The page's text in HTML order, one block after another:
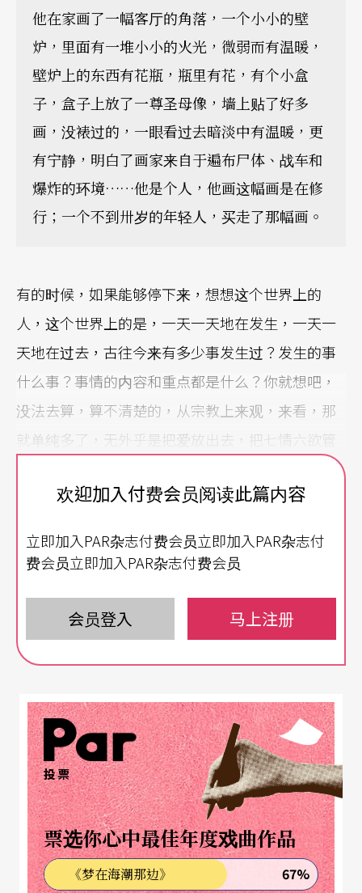
他在家画了一幅客厅的角落，一个小小的壁
炉，里面有一堆小小的火光，微弱而有温暖，
壁炉上的东西有花瓶，瓶里有花，有个小盒
子，盒子上放了一尊圣母像，墙上贴了好多
画，没裱过的，一眼看过去暗淡中有温暖，更
有宁静，明白了画家来自于遍布尸体、战车和
爆炸的环境……他是个人，他画这幅画是在修
行；一个不到卅岁的年轻人，买走了那幅画。
有的时候，如果能够停下来，想想这个世界上的
人，这个世界上的是，一天一天地在发生，一天一
天地在过去，古往今来有多少事发生过？发生的事
什么事？事情的内容和重点都是什么？你就想吧，
没法去算，算不清楚的，从宗教上来观，来看，那
就单纯多了，无外乎是把爱放出去，把七情六欲管
理好，把一切生命中的不稳定或者试图稳定，都看
清楚了，抛掉，一切以慈悲、博爱、清真为自己信
上，智慧就在举手投足间来与去……
透过古物，认识昔时
虽然如此，大部分的人类除了忙于生存，还是会脑
国的文化和社会关系是什么样？没法想多，因为资
料到底还是不够，反正大量大量的人类历史，随著
光阴，我们也只能一眨眼，让它过去了，好大量好
大量的人与故事，就这么过去了，甚至没有留下任
何声息，大家想关心，想跟它学习点什么，它也不
再发出一点回声了。人们只能从留下来的些许文字
和器物，来摸摸索索地找到一些光芒。经常进出博
欢迎加入付费会员阅读此篇内容
立即加入PAR杂志付费会员立即加入PAR杂志付
费会员立即加入PAR杂志付费会员
会员登入 马上注册
投票
票选你心中最佳年度戏曲作品
《梦在海潮那边》 67%